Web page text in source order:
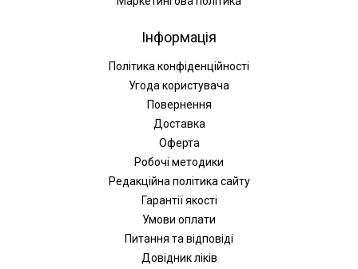
Інформація
Політика конфіденційності
Угода користувача
Повернення
Доставка
Оферта
Робочі методики
Редакційна політика сайту
Гарантії якості
Умови оплати
Питання та відповіді
Довідник ліків